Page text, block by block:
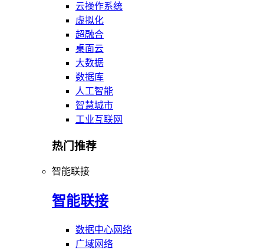
云操作系统
虚拟化
超融合
桌面云
大数据
数据库
人工智能
智慧城市
工业互联网
热门推荐
智能联接
智能联接
数据中心网络
广域网络